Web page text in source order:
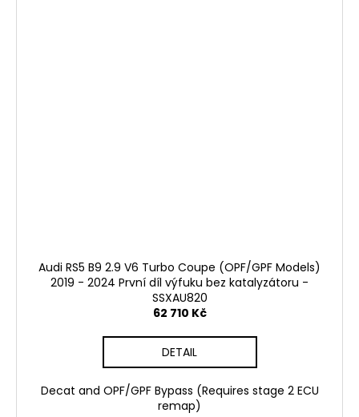
Audi RS5 B9 2.9 V6 Turbo Coupe (OPF/GPF Models)
2019 - 2024 První díl výfuku bez katalyzátoru -
SSXAU820
62 710 Kč
DETAIL
Decat and OPF/GPF Bypass (Requires stage 2 ECU
remap)